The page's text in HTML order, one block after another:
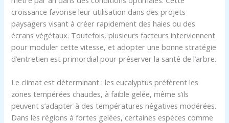
croissance favorise leur utilisation dans des projets
paysagers visant à créer rapidement des haies ou des
écrans végétaux. Toutefois, plusieurs facteurs interviennent
pour moduler cette vitesse, et adopter une bonne stratégie
d’entretien est primordial pour préserver la santé de l’arbre.
Le climat est déterminant : les eucalyptus préfèrent les
zones tempérées chaudes, à faible gelée, même s’ils
peuvent s’adapter à des températures négatives modérées.
Dans les régions à fortes gelées, certaines espèces comme